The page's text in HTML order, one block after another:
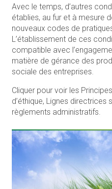
Avec le temps, d’autres
établies, au fur et à mesure
nouveaux codes de
L’établissement de ces
compatible avec
matière de gérance des
sociale des entreprises.
Cliquer pour voir les
d’éthique, Lignes directrices
règlements administratifs.